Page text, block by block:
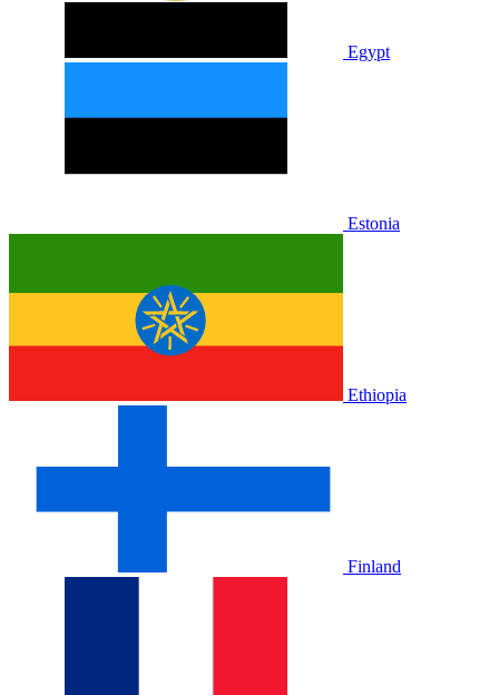
Egypt
Estonia
Ethiopia
Finland